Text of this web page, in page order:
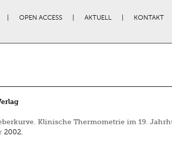
OPEN ACCESS AKTUELL KONTAKT
Klinische Thermometrie im 19.
2002.